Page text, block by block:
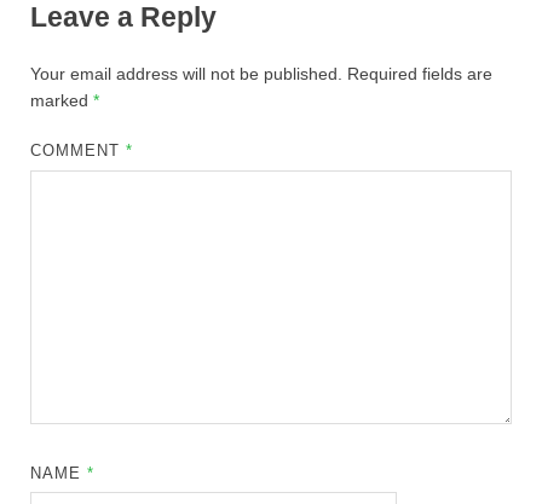
Leave a Reply
Your email address will not be published.
Required fields are
marked *
COMMENT*
NAME*